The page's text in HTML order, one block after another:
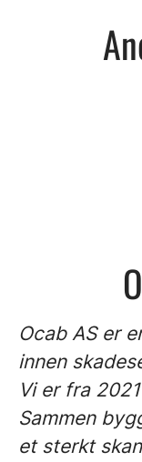
Ocab AS er
innen
Vi er fra
Sammen
et sterkt